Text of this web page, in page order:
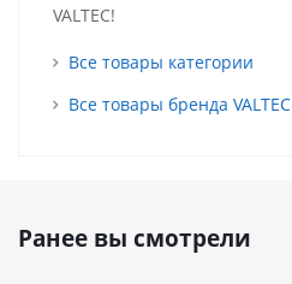
VALTEC!
Все товары категории
Все товары бренда VALTEC
Ранее вы смотрели